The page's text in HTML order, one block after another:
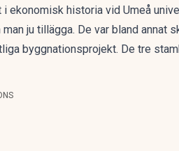
i ekonomisk historia vid Umeå
ju tillägga. De var bland annat
byggnationsprojekt. De tre